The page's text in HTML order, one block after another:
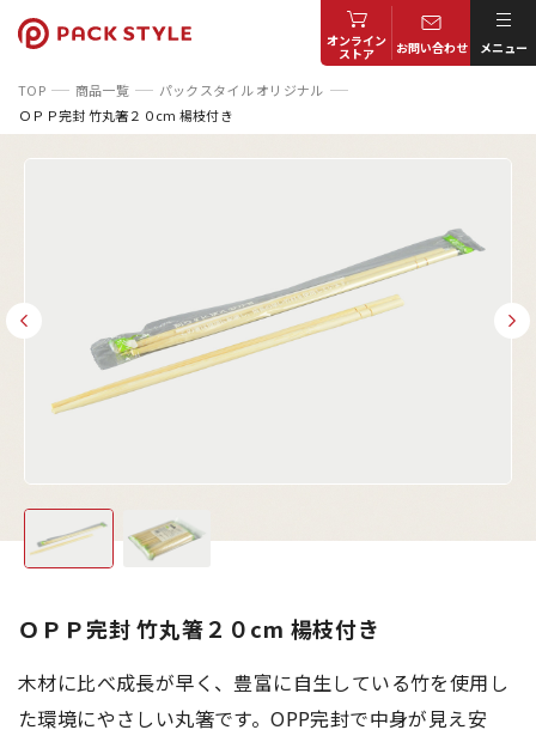
オンライン
ストア お問い合わせ メニュー
TOP 商品一覧
パックスタイル オリジナル
ＯＰＰ完封 竹丸箸２０cm 楊枝付き
ＯＰＰ完封 竹丸箸２０cm 楊枝付き
木材に比べ成長が早く、豊富に自生している竹を使用し
た環境にやさしい丸箸です。OPP完封で中身が見え安